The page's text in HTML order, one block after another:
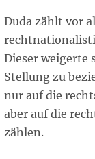
Duda zählt vor
Dieser weigerte
Stellung zu
nur auf die
aber auf die
zählen.